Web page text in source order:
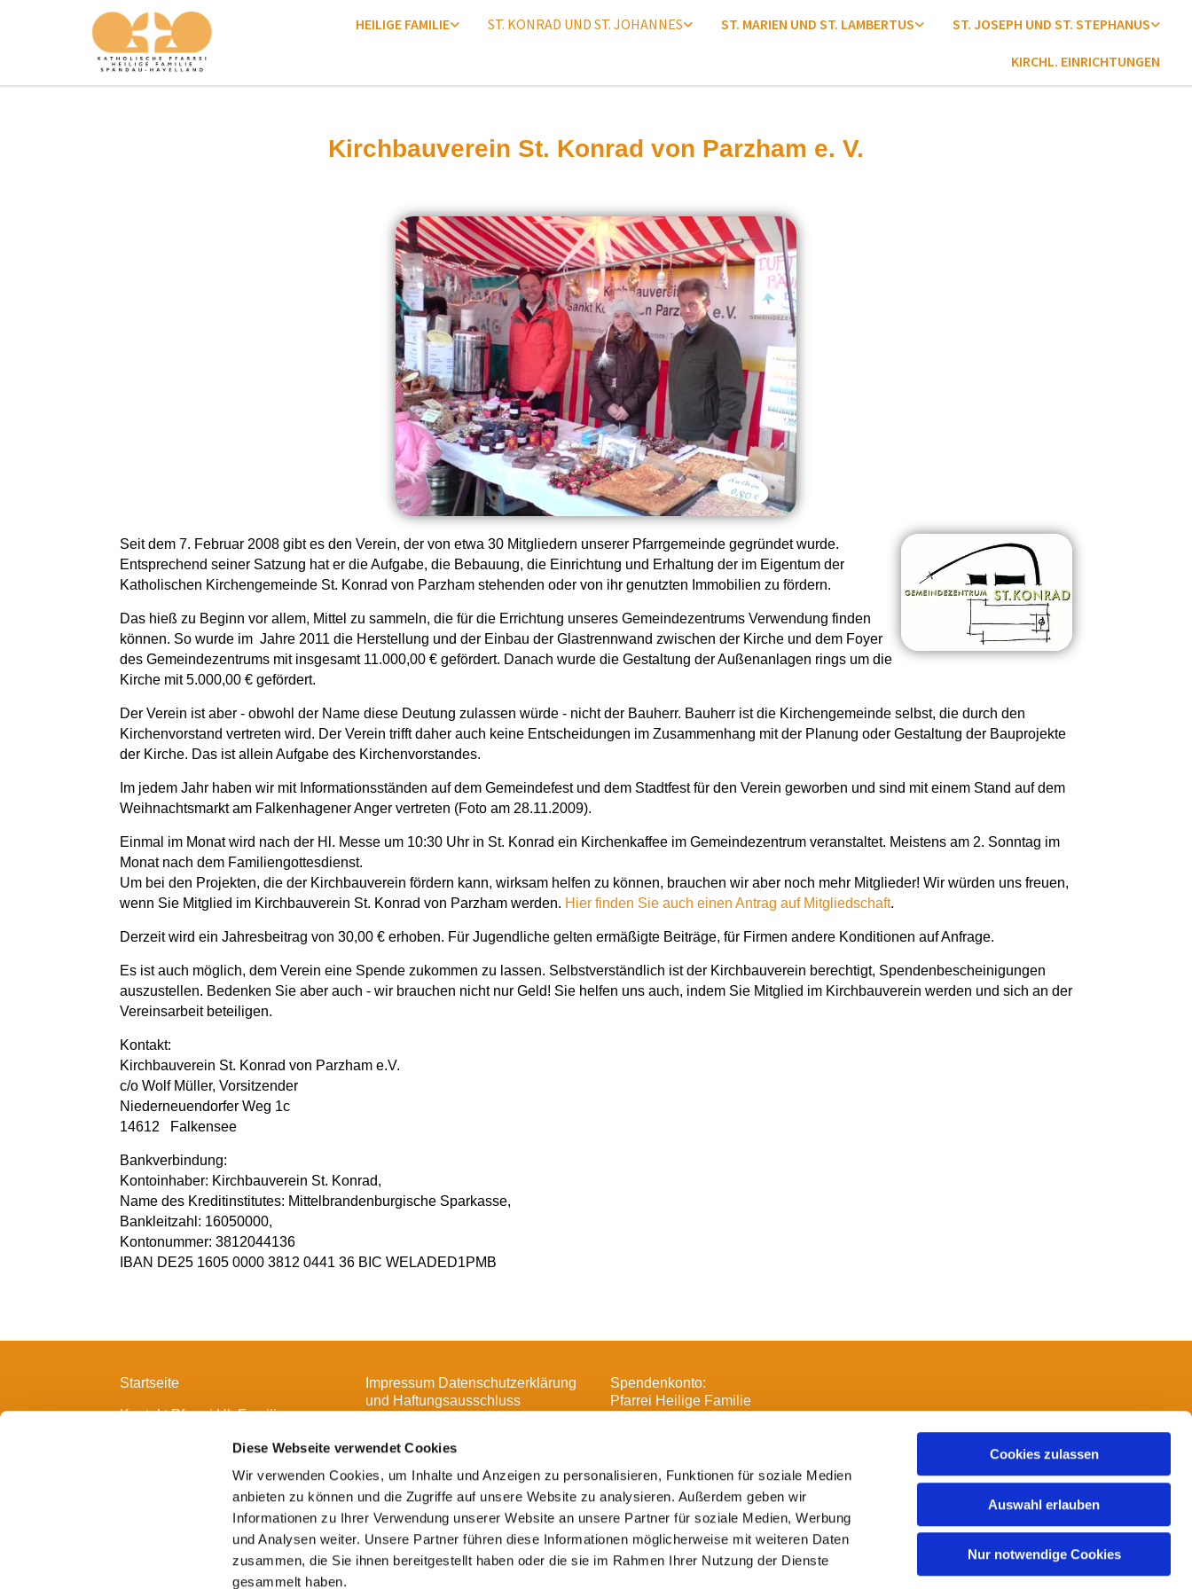
Diese Webseite verwendet Cookies
Wir verwenden Cookies, um Inhalte und Anzeigen zu personalisieren, Funktionen für soziale Medien
anbieten zu können und die Zugriffe auf unsere Website zu analysieren. Außerdem geben wir
Informationen zu Ihrer Verwendung unserer Website an unsere Partner für soziale Medien, Werbung
und Analysen weiter. Unsere Partner führen diese Informationen möglicherweise mit weiteren Daten
zusammen, die Sie ihnen bereitgestellt haben oder die sie im Rahmen Ihrer Nutzung der Dienste
gesammelt haben.
Cookies zulassen
Auswahl erlauben
Nur notwendige Cookies
HEILIGE FAMILIE ST. KONRAD UND ST. JOHANNES ST. MARIEN UND ST. LAMBERTUS ST. JOSEPH UND ST. STEPHANUS
KIRCHL. EINRICHTUNGEN
Kirchbauverein St. Konrad von Parzham e. V.
Seit dem 7. Februar 2008 gibt es den Verein, der von etwa 30 Mitgliedern unserer Pfarrgemeinde gegründet wurde.
Entsprechend seiner Satzung hat er die Aufgabe, die Bebauung, die Einrichtung und Erhaltung der im Eigentum der
Katholischen Kirchengemeinde St. Konrad von Parzham stehenden oder von ihr genutzten Immobilien zu fördern.
Das hieß zu Beginn vor allem, Mittel zu sammeln, die für die Errichtung unseres Gemeindezentrums Verwendung finden
können. So wurde im Jahre 2011 die Herstellung und der Einbau der Glastrennwand zwischen der Kirche und dem Foyer
des Gemeindezentrums mit insgesamt 11.000,00 € gefördert. Danach wurde die Gestaltung der Außenanlagen rings um die
Kirche mit 5.000,00 € gefördert.
Der Verein ist aber - obwohl der Name diese Deutung zulassen würde - nicht der Bauherr. Bauherr ist die Kirchengemeinde selbst, die durch den
Kirchenvorstand vertreten wird. Der Verein trifft daher auch keine Entscheidungen im Zusammenhang mit der Planung oder Gestaltung der Bauprojekte
der Kirche. Das ist allein Aufgabe des Kirchenvorstandes.
Im jedem Jahr haben wir mit Informationsständen auf dem Gemeindefest und dem Stadtfest für den Verein geworben und sind mit einem Stand auf dem
Weihnachtsmarkt am Falkenhagener Anger vertreten (Foto am 28.11.2009).
Einmal im Monat wird nach der Hl. Messe um 10:30 Uhr in St. Konrad ein Kirchenkaffee im Gemeindezentrum veranstaltet. Meistens am 2. Sonntag im
Monat nach dem Familiengottesdienst.
Um bei den Projekten, die der Kirchbauverein fördern kann, wirksam helfen zu können, brauchen wir aber noch mehr Mitglieder! Wir würden uns freuen,
wenn Sie Mitglied im Kirchbauverein St. Konrad von Parzham werden. Hier finden Sie auch einen Antrag auf Mitgliedschaft.
Derzeit wird ein Jahresbeitrag von 30,00 € erhoben. Für Jugendliche gelten ermäßigte Beiträge, für Firmen andere Konditionen auf Anfrage.
Es ist auch möglich, dem Verein eine Spende zukommen zu lassen. Selbstverständlich ist der Kirchbauverein berechtigt, Spendenbescheinigungen
auszustellen. Bedenken Sie aber auch - wir brauchen nicht nur Geld! Sie helfen uns auch, indem Sie Mitglied im Kirchbauverein werden und sich an der
Vereinsarbeit beteiligen.
Kontakt:
Kirchbauverein St. Konrad von Parzham e.V.
c/o Wolf Müller, Vorsitzender
Niederneuendorfer Weg 1c
14612 Falkensee
Bankverbindung:
Kontoinhaber: Kirchbauverein St. Konrad,
Name des Kreditinstitutes: Mittelbrandenburgische Sparkasse,
Bankleitzahl: 16050000,
Kontonummer: 3812044136
IBAN DE25 1605 0000 3812 0441 36 BIC WELADED1PMB
Startseite
Kontakt Pfarrei Hl. Familie
Impressum Datenschutzerklärung
und Haftungsausschluss
Spendenkonto:
Pfarrei Heilige Familie
Heilige Familie, Spandau-Havelland
Impressum